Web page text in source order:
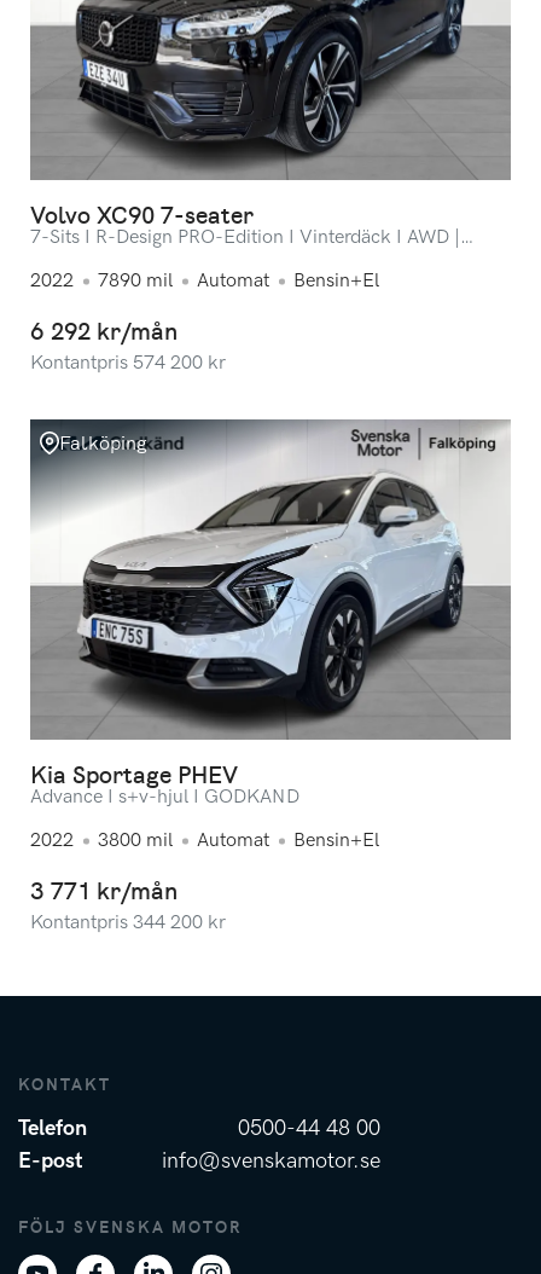
Volvo XC90 7-seater
7-Sits I R-Design PRO-Edition I Vinterdäck I AWD |
2022
7890 mil Automat Bensin+El
6 292 kr/mån
Kontantpris 574 200 kr
Falköping
Kia Sportage PHEV
Advance I s+v-hjul I GODKÄND
2022
3800 mil Automat Bensin+El
3 771 kr/mån
Kontantpris 344 200 kr
KONTAKT
Telefon
0500-44 48 00
E-post
info@svenskamotor.se
FÖLJ SVENSKA MOTOR